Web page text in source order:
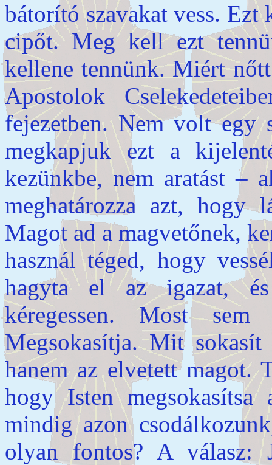
bátorító szavakat vess.
cipőt. Meg kell ezt
kellene tennünk. Miért
Apostolok
fejezetben. Nem volt egy
megkapjuk ezt a
kezünkbe, nem aratást –
meghatározza azt, hogy
Magot ad a magvetőnek,
használ téged, hogy
hagyta el az igazat,
kéregessen. Most
Megsokasítja. Mit
hanem az elvetett magot.
hogy Isten
mindig azon
olyan fontos? A válasz: